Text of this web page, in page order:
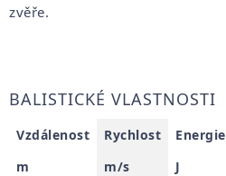
zvěře.
BALISTICKÉ VLASTNOSTI
Vzdálenost
m
Rychlost
m/s
Energie
J